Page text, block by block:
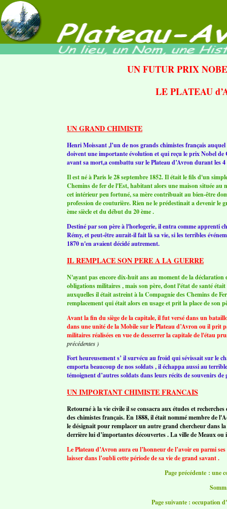
UN FUTUR PRIX
LE PLATEAU
UN GRAND CHIMISTE
Henri Moissant ,l’un de nos grands chimistes français
doivent une importante évolution et qui reçu le prix Nobel de
avant sa mort,a combattu sur le Plateau d’Avron durant les 4
Il est né à Paris le 28 septembre 1852. Il était le fils d'un
Chemins de fer de l'Est, habitant alors une maison située au
cet intérieur peu fortuné, sa mère contribuait au bien-être
profession de couturière. Rien ne le prédestinait a devenir le
ème siècle et du début du 20 ème .
Destiné par son père à l'horlogerie, il entra comme apprenti
Rémy, et peut-être aurait-il fait là sa vie, si les terribles
1870 n'en avaient décidé autrement.
IL REMPLACE SON PERE A LA GUERRE
N'ayant pas encore dix-huit ans au moment de la
obligations militaires , mais son père, dont l'état de santé
auxquelles il était astreint à la Compagnie des Chemins de
remplacement qui était alors en usage et prit la place de son
Avant la fin du siège de la capitale, il fut versé dans un
dans une unité de la Mobile sur le Plateau d’Avron ou il prit
militaires réalisées en vue de desserrer la capitale de l'étau
précédentes )
Fort heureusement s’ il survécu au froid qui sévissait sur le
emporta beaucoup de nos soldats , il échappa aussi au
témoignent d’autres soldats dans leurs récits de souvenirs
UN IMPORTANT CHIMISTE FRANCAIS
Retourné à la vie civile il se consacra aux études et
des chimistes français. En 1888, il était nommé membre de
le désignait pour remplacer un autre grand chercheur dans
derrière lui d’importantes découvertes . La ville de Meaux
Le Plateau d’Avron aura eu l’honneur de l’avoir eu parmi
laisser dans l’oubli cette période de sa vie de grand savant .
Page précédente : une
Page suivante : occupation